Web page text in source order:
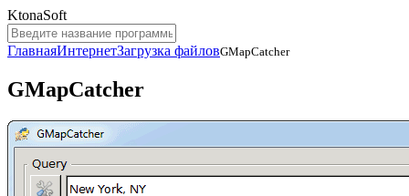
KtonaSoft
ГлавнаяИнтернетЗагрузка файловGMapCatcher
GMapCatcher